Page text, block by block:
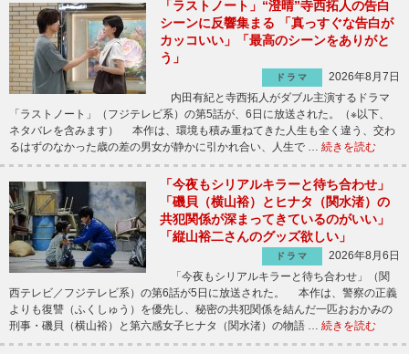
「ラストノート」“澄晴”寺西拓人の告白
シーンに反響集まる 「真っすぐな告白が
カッコいい」「最高のシーンをありがと
う」
ドラマ
2026年8月7日
内田有紀と寺西拓人がダブル主演するドラマ
「ラストノート」（フジテレビ系）の第5話が、6日に放送された。（※以下、
ネタバレを含みます） 本作は、環境も積み重ねてきた人生も全く違う、交わ
るはずのなかった歳の差の男女が静かに引かれ合い、人生で … 続きを読む
「今夜もシリアルキラーと待ち合わせ」
「磯貝（横山裕）とヒナタ（関水渚）の
共犯関係が深まってきているのがいい」
「縦山裕二さんのグッズ欲しい」
ドラマ
2026年8月6日
「今夜もシリアルキラーと待ち合わせ」（関
西テレビ／フジテレビ系）の第6話が5日に放送された。 本作は、警察の正義
よりも復讐（ふくしゅう）を優先し、秘密の共犯関係を結んだ一匹おおかみの
刑事・磯貝（横山裕）と第六感女子ヒナタ（関水渚）の物語 … 続きを読む